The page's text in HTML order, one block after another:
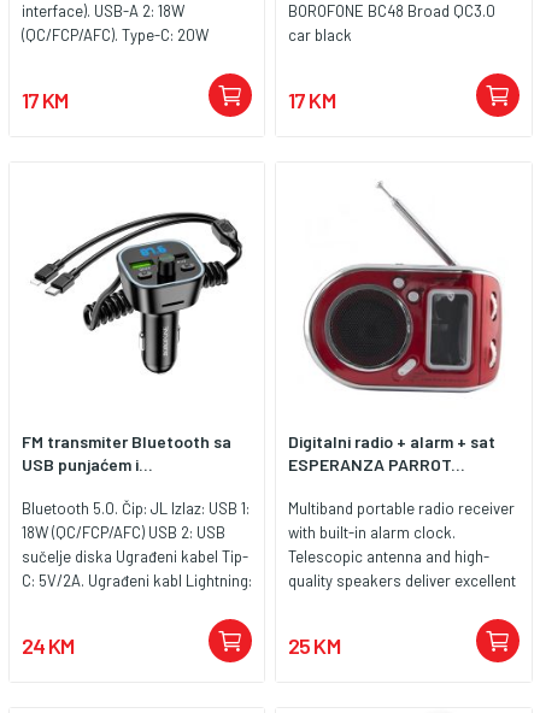
interface). USB-A 2: 18W
(QC/FCP/AFC). Type-C: 20W
C=38W 3. Size: 79*50*44mm.
Weight: 32g 4. Support Bluetooth,
17 KM
BOROFONE BC48 Broad QC3.0
car black
17 KM
FM transmiter Bluetooth sa
USB punjaćem i...
Bluetooth 5.0. Čip: JL Izlaz: USB 1:
18W (QC/FCP/AFC) USB 2: USB
sučelje diska Ugrađeni kabel Tip-
C: 5V/2A. Ugrađeni kabl Lightning:
5V/3A.USB1+Lightning5V/3A
Ukupni izlaz: 5V/3A Veličina:
24 KM
Digitalni radio + alarm + sat
ESPERANZA PARROT...
Multiband portable radio receiver
with built-in alarm clock.
Telescopic antenna and high-
quality speakers deliver excellent
sound reproduction. The digital
display shows the time and
25 KM